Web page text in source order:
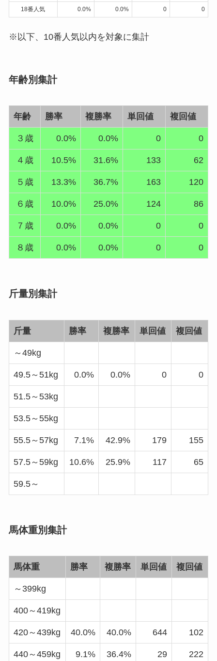
18番人気 0.0% 0.0% 0 0
※以下、10番人気以内を対象に集計
年齢別集計
年齢 勝率 複勝率 単回値 複回値
３歳 0.0% 0.0% 0 0
４歳 10.5% 31.6% 133 62
５歳 13.3% 36.7% 163 120
６歳 10.0% 25.0% 124 86
７歳 0.0% 0.0% 0 0
８歳 0.0% 0.0% 0 0
斤量別集計
斤量 勝率 複勝率 単回値 複回値
～49kg
49.5～51kg 0.0% 0.0% 0 0
51.5～53kg
53.5～55kg
55.5～57kg 7.1% 42.9% 179 155
57.5～59kg 10.6% 25.9% 117 65
59.5～
馬体重別集計
馬体重 勝率 複勝率 単回値 複回値
～399kg
400～419kg
420～439kg 40.0% 40.0% 644 102
440～459kg 9.1% 36.4% 29 222